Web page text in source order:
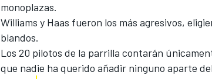
monoplazas.
Williams y Haas fueron los más agresivos,
blandos.
Los 20 pilotos de la parrilla contarán
que nadie ha querido añadir ninguno aparte